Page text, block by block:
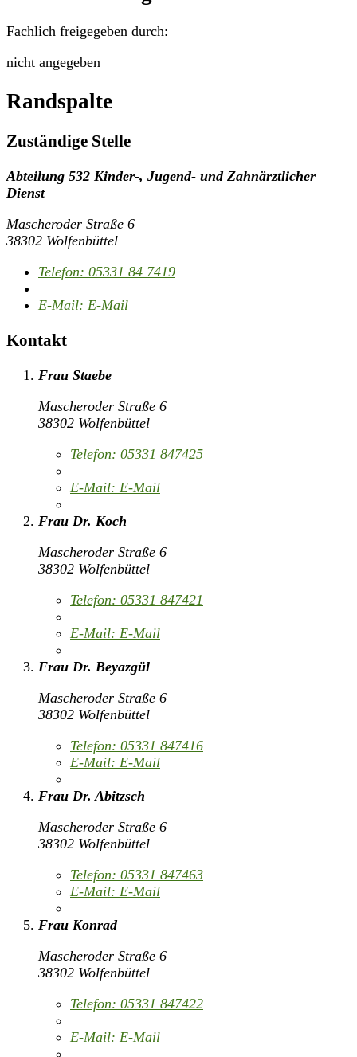
Fachlich freigegeben durch:
nicht angegeben
Randspalte
Zuständige Stelle
Abteilung 532 Kinder-, Jugend- und Zahnärztlicher
Dienst
Mascheroder Straße 6
38302 Wolfenbüttel
Telefon: 05331 84 7419
E-Mail: E-Mail
Kontakt
Frau Staebe
Mascheroder Straße 6
38302 Wolfenbüttel
Telefon: 05331 847425
E-Mail: E-Mail
Frau Dr. Koch
Mascheroder Straße 6
38302 Wolfenbüttel
Telefon: 05331 847421
E-Mail: E-Mail
Frau Dr. Beyazgül
Mascheroder Straße 6
38302 Wolfenbüttel
Telefon: 05331 847416
E-Mail: E-Mail
Frau Dr. Abitzsch
Mascheroder Straße 6
38302 Wolfenbüttel
Telefon: 05331 847463
E-Mail: E-Mail
Frau Konrad
Mascheroder Straße 6
38302 Wolfenbüttel
Telefon: 05331 847422
E-Mail: E-Mail